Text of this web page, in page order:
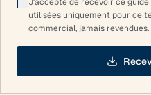
utilisées uniquement pour ce
commercial, jamais revendues.